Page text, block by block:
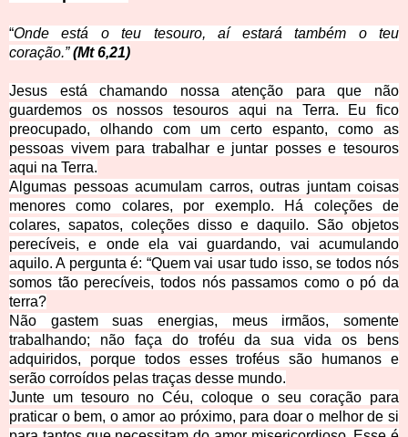
“Onde está o teu tesouro, aí estará também o teu
coração.”(Mt 6,21)
Jesus está chamando nossa atenção para que não
guardemos os nossos tesouros aqui na Terra. Eu fico
preocupado, olhando com um certo espanto, como as
pessoas vivem para trabalhar e juntar posses e tesouros
aqui na Terra.
Algumas pessoas acumulam carros, outras juntam coisas
menores como colares, por exemplo. Há coleções de
colares, sapatos, coleções disso e daquilo. São objetos
perecíveis, e onde ela vai guardando, vai acumulando
aquilo. A pergunta é: “Quem vai usar tudo isso, se todos nós
somos tão perecíveis, todos nós passamos como o pó da
terra?
Não gastem suas energias, meus irmãos, somente
trabalhando; não faça do troféu da sua vida os bens
adquiridos, porque todos esses troféus são humanos e
serão corroídos pelas traças desse mundo.
Junte um tesouro no Céu, coloque o seu coração para
praticar o bem, o amor ao próximo, para doar o melhor de si